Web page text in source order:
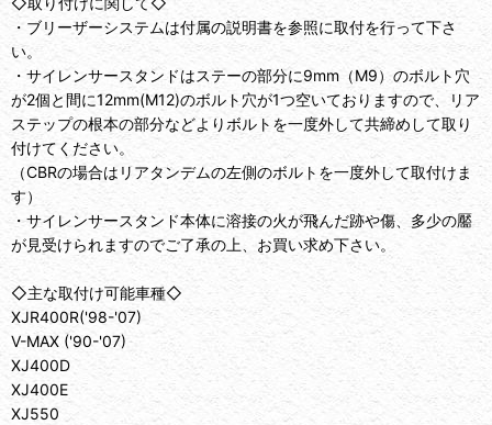
・ブリーザーシステムは付属の説明書を参照に取付を行って下さ
い。
・サイレンサースタンドはステーの部分に9mm（M9）のボルト穴
が2個と間に12mm(M12)のボルト穴が1つ空いておりますので、リア
ステップの根本の部分などよりボルトを一度外して共締めして取り
付けてください。
（CBRの場合はリアタンデムの左側のボルトを一度外して取付けま
す）
・サイレンサースタンド本体に溶接の火が飛んだ跡や傷、多少の靨
が見受けられますのでご了承の上、お買い求め下さい。
◇主な取付け可能車種◇
XJR400R('98-'07)
V-MAX ('90-'07)
XJ400D
XJ400E
XJ550